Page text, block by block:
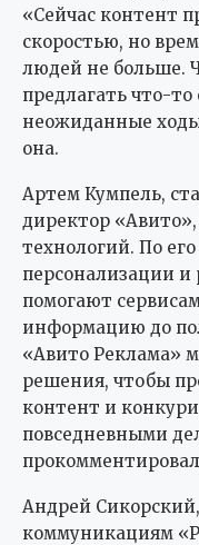
«Сейчас контент
скоростью, но
людей не больше.
предлагать что-
неожиданные
она.
Артем Кумпель,
директор
технологий. По
персонализации
помогают
информацию до
«Авито Реклама»
решения, чтобы
контент и
повседневными
Андрей
коммуникациям